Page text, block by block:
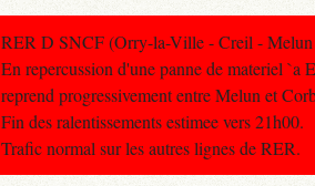
RER D SNCF (Orry-la-Ville - Creil - Melun
En repercussion d'une panne de materiel `a
reprend progressivement entre Melun et
Fin des ralentissements estimee vers 21h00.
Trafic normal sur les autres lignes de RER.